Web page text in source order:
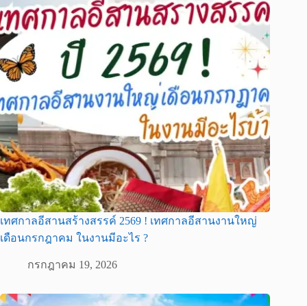
เทศกาลอีสานสร้างสรรค์ 2569 ! เทศกาลอีสานงานใหญ่
เดือนกรกฎาคม ในงานมีอะไร ?
กรกฎาคม 19, 2026